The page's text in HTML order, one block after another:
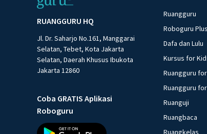
RUANGGURU HQ
Jl. Dr. Saharjo No.161, Manggarai
Selatan, Tebet, Kota Jakarta
Selatan, Daerah Khusus Ibukota
Jakarta 12860
Coba GRATIS Aplikasi
Roboguru
Ruangguru
Roboguru Plus
Dafa dan Lulu
Kursus for
Ruangguru
Ruangguru
Ruanguji
Ruangbaca
Ruangkelas